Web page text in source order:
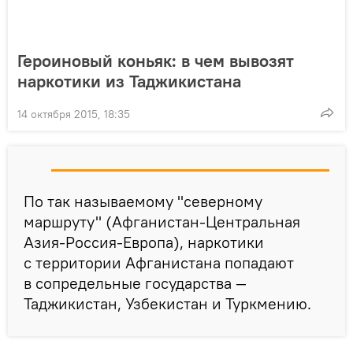
Героиновый коньяк: в чем вывозят
наркотики из Таджикистана
14 октября 2015, 18:35
По так называемому "северному
маршруту" (Афганистан-Центральная
Азия-Россия-Европа), наркотики
с территории Афганистана попадают
в сопредельные государства —
Таджикистан, Узбекистан и Туркмению.